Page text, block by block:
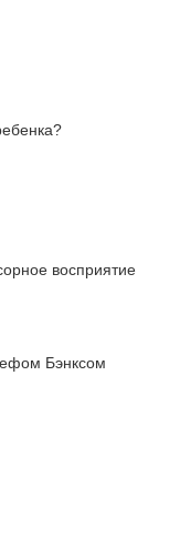
восприятие
Бэнксом